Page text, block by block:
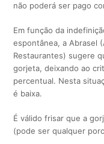
não poderá ser pago
Em função da
espontânea, a Abrasel
Restaurantes) sugere
gorjeta, deixando ao
percentual. Nesta
é baixa.
É válido frisar que a
(pode ser qualquer